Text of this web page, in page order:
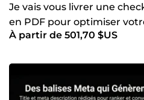
Je vais vous livrer une
en PDF pour optimiser
À partir de 501,70 $US